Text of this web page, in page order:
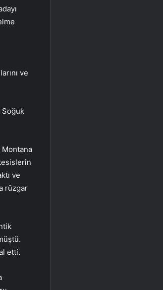
ve
Soğuk
Montana
ve
rüzgar
etti.